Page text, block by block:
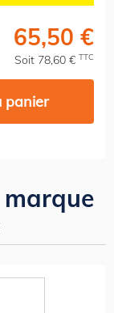
65,50 €
Soit 78,60 € TTC
panier